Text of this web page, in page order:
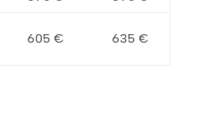
605 € 635 €